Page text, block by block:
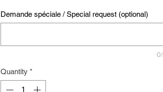
Demande spéciale / Special request (optional)
Quantity *